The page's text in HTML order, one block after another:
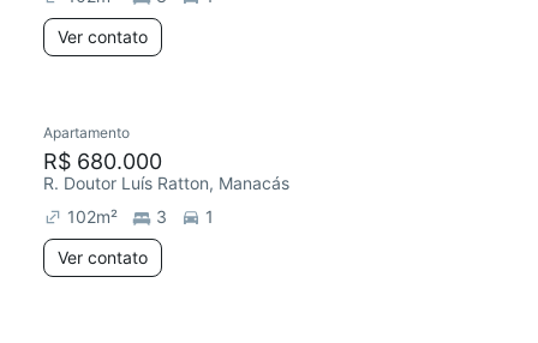
Ver contato
Redecorar
Apartamento
R$ 680.000
R. Doutor Luís Ratton, Manacás
102m² 3
1
Ver contato